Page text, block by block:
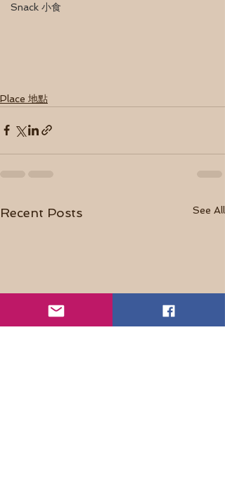
Snack 小食
Place 地點
Recent Posts See All